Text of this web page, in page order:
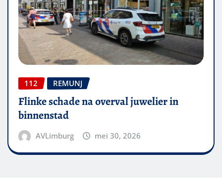
112 REMUNJ
Flinke schade na overval juwelier in
binnenstad
AVLimburg mei 30, 2026